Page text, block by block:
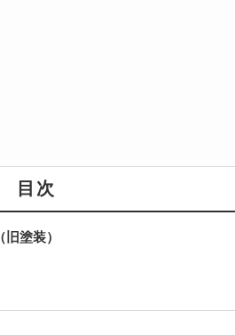
目次
塗装）